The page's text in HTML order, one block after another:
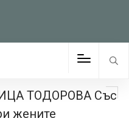
ТОДОРОВА Със
жените